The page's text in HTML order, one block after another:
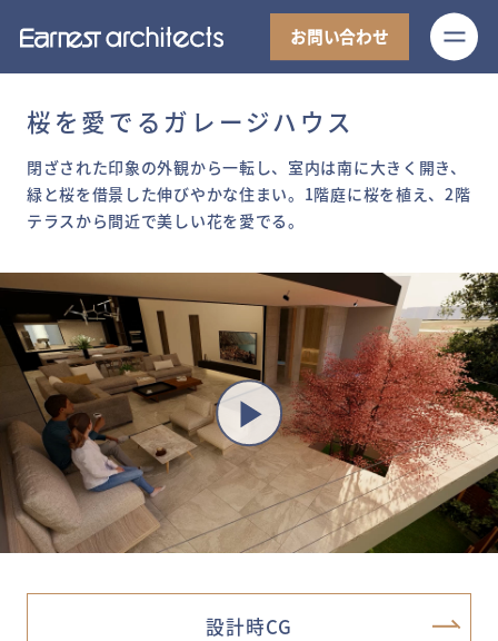
お問い合わせ
桜を愛でるガレージハウス
閉ざされた印象の外観から一転し、室内は南に大きく開き、
緑と桜を借景した伸びやかな住まい。1階庭に桜を植え、2階
テラスから間近で美しい花を愛でる。
設計時CG